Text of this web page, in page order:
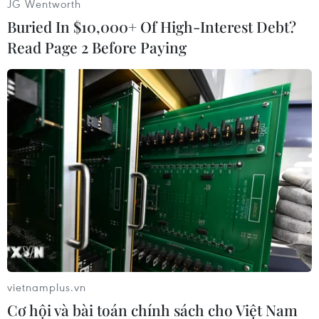
quốc gửi quân gìn giữ hòa bình tới miền Đông
nước này, ông Ban Ki-moon cho biết sẽ sớm
tham khảo ý kiến của Hội đồng Bảo an Liên hợp
quốc; đồng thời khẳng định hoàn toàn ủng hộ
mọi nỗ lực hòa bình nhằm tìm kiếm giải pháp
cho cuộc xung đột tại quốc gia Đông Âu này.
Trước đó, ngày 23/2, Tổng Thư ký Liên hợp quốc
Ban Ki-moon đã hội đàm với Ngoại trưởng Nga
Sergey Lavrov về một loạt các vấn đề an ninh.
Cuộc gặp này diễn ra bên lề phiên họp mở rộng
của Hội đồng Bảo an Liên hợp quốc về hòa bình
và an ninh toàn cầu./.
(Vietnam+)
JG Wentworth
Buried In $10,000+ Of High-Interest Debt?
Read Page 2 Before Paying
vietnamplus.vn
Cơ hội và bài toán chính sách cho Việt Nam